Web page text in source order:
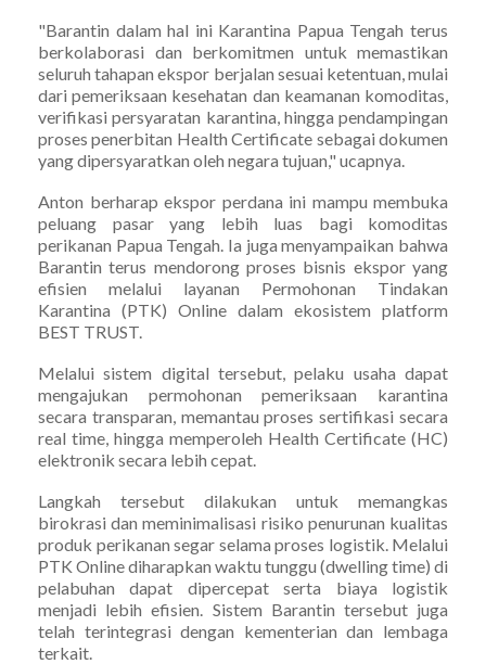
"Barantin dalam hal ini Karantina Papua Tengah terus
berkolaborasi dan berkomitmen untuk memastikan
seluruh tahapan ekspor berjalan sesuai ketentuan, mulai
dari pemeriksaan kesehatan dan keamanan komoditas,
verifikasi persyaratan karantina, hingga pendampingan
proses penerbitan Health Certificate sebagai dokumen
yang dipersyaratkan oleh negara tujuan," ucapnya.
Anton berharap ekspor perdana ini mampu membuka
peluang pasar yang lebih luas bagi komoditas
perikanan Papua Tengah. Ia juga menyampaikan bahwa
Barantin terus mendorong proses bisnis ekspor yang
efisien melalui layanan Permohonan Tindakan
Karantina (PTK) Online dalam ekosistem platform
BEST TRUST.
Melalui sistem digital tersebut, pelaku usaha dapat
mengajukan permohonan pemeriksaan karantina
secara transparan, memantau proses sertifikasi secara
real time, hingga memperoleh Health Certificate (HC)
elektronik secara lebih cepat.
Langkah tersebut dilakukan untuk memangkas
birokrasi dan meminimalisasi risiko penurunan kualitas
produk perikanan segar selama proses logistik. Melalui
PTK Online diharapkan waktu tunggu (dwelling time) di
pelabuhan dapat dipercepat serta biaya logistik
menjadi lebih efisien. Sistem Barantin tersebut juga
telah terintegrasi dengan kementerian dan lembaga
terkait.